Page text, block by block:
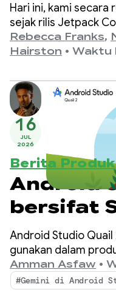
Hari ini, kami secara
sejak rilis Jetpack
versi 1.0, yang
hingga rilis 1.11
kami ingin
Rebecca Franks,
Hairston • Waktu
16
JUL
2026
Berita Produk
Android
bersifat
agen AI
Studio
Android Studio Quail
gunakan dalam
perubahan pada IDE
agentik serentak,
memori yang
Amman Asfaw •
#Gemini di Android